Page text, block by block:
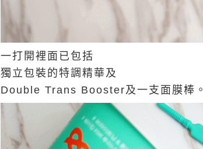
一打開裡面已包括
獨立包裝的特調精華及
Double Trans Booster及一支面膜棒。